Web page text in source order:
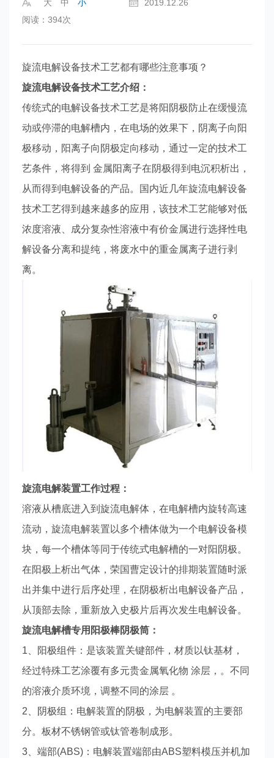
大 中 小
2019.12.26
阅读：394次
旋流电解设备技术工艺都有哪些注意事项？
旋流电解设备技术工艺介绍：
传统式的电解设备技术工艺是将阳阴极防止在缓慢流
动或停滞的电解槽内，在电场的效果下，阴离子向阳
极移动，阳离子向阴极定向移动，通过一定的技术工
艺条件，将得到 金属阳离子在阴极得到电沉积析出，
从而得到电解设备的产品。国内近几年旋流电解设备
技术工艺得到越来越多的应用，该技术工艺能够对低
浓度溶液、成分复杂性溶液中有价金属进行选择性电
解设备分离和提纯，将废水中的重金属离子进行剥
离。
旋流电解装置工作过程：
溶液从槽底进入到旋流电解体，在电解槽内旋转高速
流动，旋流电解装置以多个槽体做为一个电解设备模
块，每一个槽体等同于传统式电解槽的一对阳阴极。
在阳极上析出气体，荣国曹定设计的排期装置随时派
出并集中进行后序处理，在阴极析出电解设备产品，
从顶部去除，重新放入史极片后再次发生电解设备。
旋流电解槽专用阳极棒阴极筒：
1、阳极组件：是该装置关键部件，材质以钛基材，
经过特殊工艺涂覆有多元贵金属氧化物 涂层，。不同
的溶液介质环境，调整不同的涂层 。
2、阴极组：电解装置的阴极，为电解装置的主要部
分。板材不锈钢管或钛管卷制成形。
3、端部(ABS)：电解装置端部由ABS塑料模压并机加